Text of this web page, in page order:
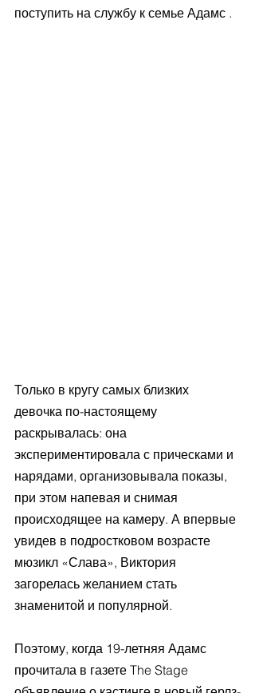
поступить на службу к семье Адамс .
Только в кругу самых близких
девочка по-настоящему
раскрывалась: она
экспериментировала с прическами и
нарядами, организовывала показы,
при этом напевая и снимая
происходящее на камеру. А впервые
увидев в подростковом возрасте
мюзикл «Слава», Виктория
загорелась желанием стать
знаменитой и популярной.
Поэтому, когда 19-летняя Адамс
прочитала в газете The Stage